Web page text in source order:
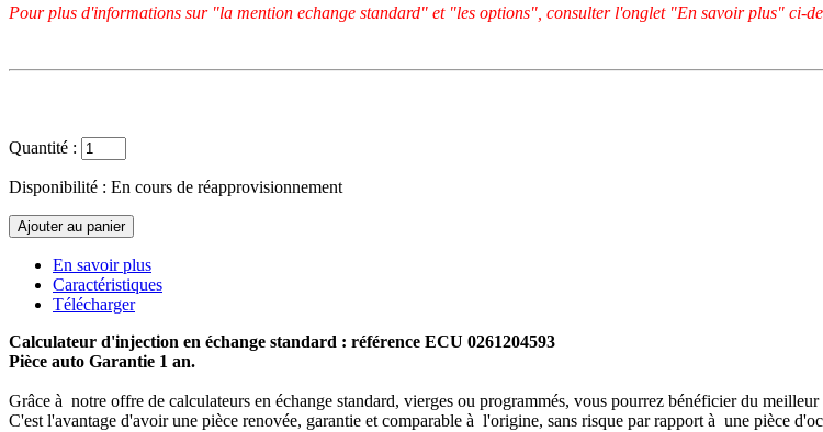
Pour plus d'informations sur "la mention echange standard" et "les options", consulter l'onglet "En savoir plus" ci-
Quantité :
Disponibilité : En cours de réapprovisionnement
En savoir plus
Caractéristiques
Télécharger
Calculateur d'injection en échange standard : référence ECU 0261204593
Pièce auto Garantie 1 an.
Grâce à notre offre de calculateurs en échange standard, vierges ou programmés, vous pourrez bénéficier du
C'est l'avantage d'avoir une pièce renovée, garantie et comparable à l'origine, sans risque par rapport à une pièce